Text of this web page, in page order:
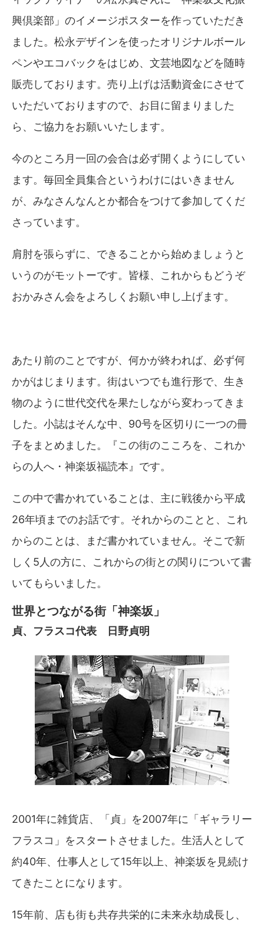
興倶楽部」のイメージポスターを作っていただき
ました。松永デザインを使ったオリジナルボール
ペンやエコバックをはじめ、文芸地図などを随時
販売しております。売り上げは活動資金にさせて
いただいておりますので、お目に留まりました
ら、ご協力をお願いいたします。
今のところ月一回の会合は必ず開くようにしてい
ます。毎回全員集合というわけにはいきません
が、みなさんなんとか都合をつけて参加してくだ
さっています。
肩肘を張らずに、できることから始めましょうと
いうのがモットーです。皆様、これからもどうぞ
おかみさん会をよろしくお願い申し上げます。
あたり前のことですが、何かが終われば、必ず何
かがはじまります。街はいつでも進行形で、生き
物のように世代交代を果たしながら変わってきま
した。小誌はそんな中、90号を区切りに一つの冊
子をまとめました。『この街のこころを、これか
らの人へ・神楽坂福読本』です。
この中で書かれていることは、主に戦後から平成
26年頃までのお話です。それからのことと、これ
からのことは、まだ書かれていません。そこで新
しく5人の方に、これからの街との関りについて書
いてもらいました。
世界とつながる街「神楽坂」
貞、フラスコ代表 日野貞明
2001年に雑貨店、「貞」を2007年に「ギャラリー
フラスコ」をスタートさせました。生活人として
約40年、仕事人として15年以上、神楽坂を見続け
てきたことになります。
15年前、店も街も共存共栄的に未来永劫成長し、